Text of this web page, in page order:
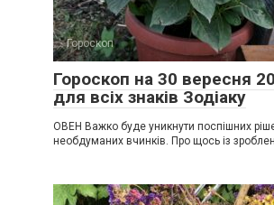
Гороскоп
Гороскоп на 30 вересня
для всіх знаків Зодіаку
ОВЕН Важко буде уникнути поспішних
необдуманих вчинків. Про щось із